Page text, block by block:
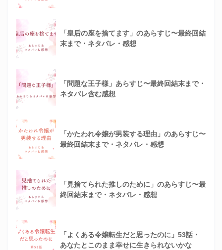
「皇后の座を捨てます」のあらすじ〜最終回結
末まで・ネタバレ・感想
「問題な王子様」あらすじ〜最終回結末まで・
ネタバレ含む感想
「かたわれ令嬢が男装する理由」のあらすじ〜
最終回結末まで・ネタバレ・感想
「見捨てられた推しのために」のあらすじ〜最
終回結末まで・ネタバレ・感想
「よくある令嬢転生だと思ったのに」53話・
あなたとこのまま幸せに生きられないかな